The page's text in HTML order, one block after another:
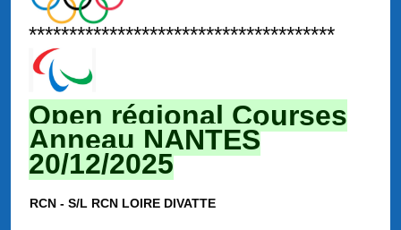
**************************************
Open régional Courses
Anneau NANTES
20/12/2025
RCN - S/L RCN LOIRE DIVATTE